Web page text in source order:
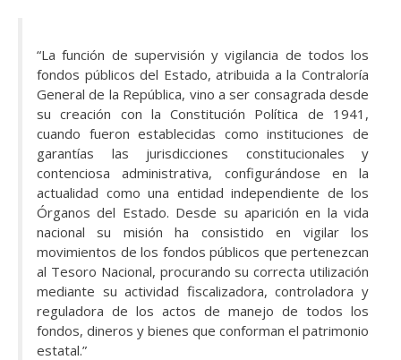
“La función de supervisión y vigilancia de todos los
fondos públicos del Estado, atribuida a la Contraloría
General de la República, vino a ser consagrada desde
su creación con la Constitución Política de 1941,
cuando fueron establecidas como instituciones de
garantías las jurisdicciones constitucionales y
contenciosa administrativa, configurándose en la
actualidad como una entidad independiente de los
Órganos del Estado. Desde su aparición en la vida
nacional su misión ha consistido en vigilar los
movimientos de los fondos públicos que pertenezcan
al Tesoro Nacional, procurando su correcta utilización
mediante su actividad fiscalizadora, controladora y
reguladora de los actos de manejo de todos los
fondos, dineros y bienes que conforman el patrimonio
estatal.”